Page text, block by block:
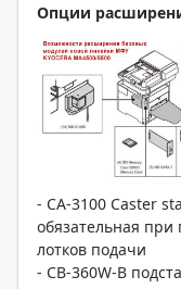
Опции
- CA-3100 Caster
обязательная
лотков подачи
- CB-360W-B